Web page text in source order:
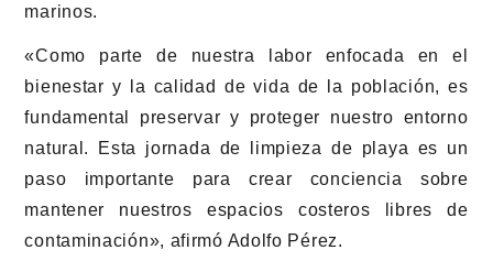
marinos.
«Como parte de nuestra labor enfocada en el
bienestar y la calidad de vida de la población, es
fundamental preservar y proteger nuestro entorno
natural. Esta jornada de limpieza de playa es un
paso importante para crear conciencia sobre
mantener nuestros espacios costeros libres de
contaminación», afirmó Adolfo Pérez.